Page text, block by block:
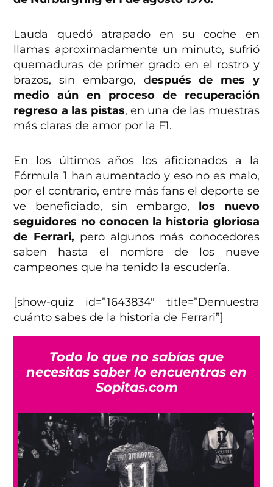
Lauda quedó atrapado en su coche en
llamas aproximadamente un minuto, sufrió
quemaduras de primer grado en el rostro y
brazos, sin embargo, después de mes y
medio aún en proceso de recuperación
regreso a las pistas, en una de las muestras
más claras de amor por la F1.
En los últimos años los aficionados a la
Fórmula 1 han aumentado y eso no es malo,
por el contrario, entre más fans el deporte se
ve beneficiado, sin embargo, los nuevo
seguidores no conocen la historia gloriosa
de Ferrari, pero algunos más conocedores
saben hasta el nombre de los nueve
campeones que ha tenido la escudería.
[show-quiz id=”1643834″ title=”Demuestra
cuánto sabes de la historia de Ferrari”]
Todo lo que no sabías que
necesitas saber lo encuentras en
Sopitas.com